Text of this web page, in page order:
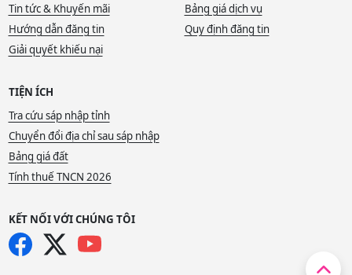
Tin tức & Khuyến mãi
Bảng giá dịch vụ
Hướng dẫn đăng tin
Quy định đăng tin
Giải quyết khiếu nại
TIỆN ÍCH
Tra cứu sáp nhập tỉnh
Chuyển đổi địa chỉ sau sáp nhập
Bảng giá đất
Tính thuế TNCN 2026
KẾT NỐI VỚI CHÚNG TÔI